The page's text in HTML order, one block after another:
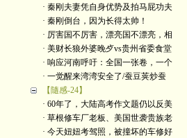
· 秦刚夫妻凭自身优势及拍马屁功夫
· 秦刚倒台，因为长得太帅！
· 厉害国不厉害，漂亮国不漂亮，相
· 美财长狼外婆晚歺vs贵州省委食堂
· 响应河南呼吁：全国一张卷，一个
· 一觉醒来湾湾安全了/蚕豆荚炒蚕
【隨感-24】
· 60年了，大陆高考作文题仍以反美
· 草根修车厂老板、美国世袭贵族老
· 今天妞妞考驾照，被撞坏的车修好